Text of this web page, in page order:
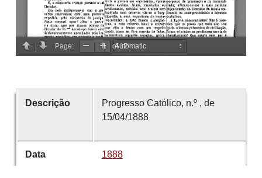
Descrição
Progresso Católico, n.º , de
15/04/1888
Data 1888